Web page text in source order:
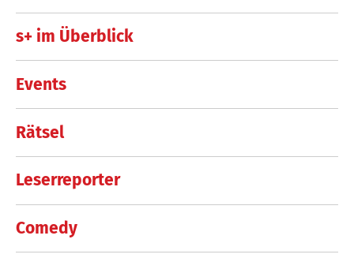
s+ im Überblick
Events
Rätsel
Leserreporter
Comedy